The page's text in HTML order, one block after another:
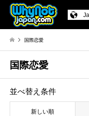
国際恋愛
国際恋愛
並べ替え条件
新しい順